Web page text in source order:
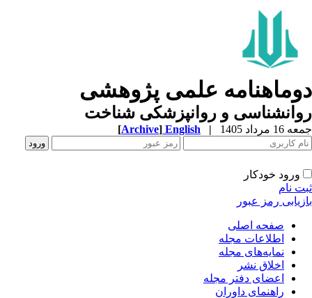
علمی پژوهشی
و روانپزشکی شناخت
مرداد 1405 |
English
[Archive]
ورود خودکار
نام
رمز عبور
صفحه اصلی
اطلاعات مجله
نمایه‌های مجله
اخلاق نشر
اعضای دفتر مجله
راهنمای داوران